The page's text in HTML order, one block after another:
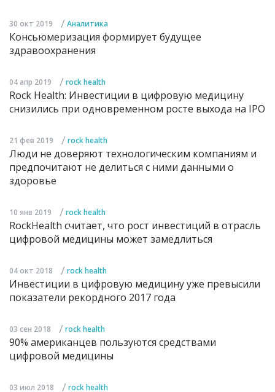
30 окт 2019 / Аналитика
Консьюмеризация формирует будущее
здравоохранения
04 апр 2019 / rock health
Rock Health: Инвестиции в цифровую медицину
снизились при одновременном росте выхода на IPO
21 фев 2019 / rock health
Люди не доверяют технологическим компаниям и
предпочитают не делиться с ними данными о
здоровье
10 янв 2019 / rock health
RockHealth считает, что рост инвестиций в отрасль
цифровой медицины может замедлиться
04 окт 2018 / rock health
Инвестиции в цифровую медицину уже превысили
показатели рекордного 2017 года
03 сен 2018 / rock health
90% американцев пользуются средствами
цифровой медицины
03 июл 2018 / rock health